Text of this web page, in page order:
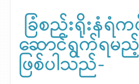
ခြံစည်းရိုးနံရံ
ဆောင်ရွက်ရမ
ဖြစ်ပါသည်-